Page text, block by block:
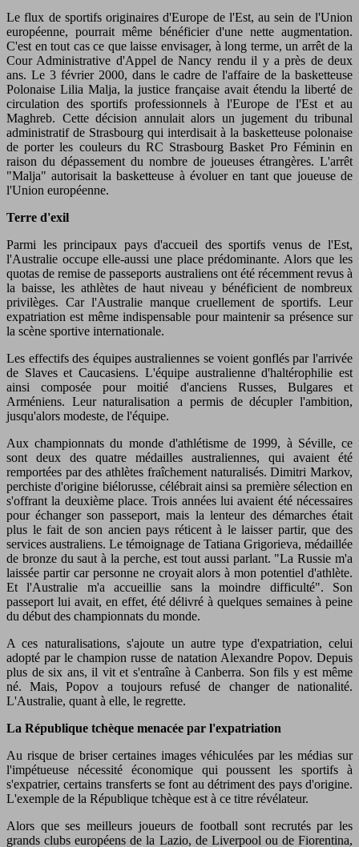
Le flux de sportifs originaires d'Europe de l'Est, au sein de l'Union
européenne, pourrait même bénéficier d'une nette augmentation.
C'est en tout cas ce que laisse envisager, à long terme, un arrêt de la
Cour Administrative d'Appel de Nancy rendu il y a près de deux
ans. Le 3 février 2000, dans le cadre de l'affaire de la basketteuse
Polonaise Lilia Malja, la justice française avait étendu la liberté de
circulation des sportifs professionnels à l'Europe de l'Est et au
Maghreb. Cette décision annulait alors un jugement du tribunal
administratif de Strasbourg qui interdisait à la basketteuse polonaise
de porter les couleurs du RC Strasbourg Basket Pro Féminin en
raison du dépassement du nombre de joueuses étrangères. L'arrêt
"Malja" autorisait la basketteuse à évoluer en tant que joueuse de
l'Union européenne.
Terre d'exil
Parmi les principaux pays d'accueil des sportifs venus de l'Est,
l'Australie occupe elle-aussi une place prédominante. Alors que les
quotas de remise de passeports australiens ont été récemment revus à
la baisse, les athlètes de haut niveau y bénéficient de nombreux
privilèges. Car l'Australie manque cruellement de sportifs. Leur
expatriation est même indispensable pour maintenir sa présence sur
la scène sportive internationale.
Les effectifs des équipes australiennes se voient gonflés par l'arrivée
de Slaves et Caucasiens. L'équipe australienne d'haltérophilie est
ainsi composée pour moitié d'anciens Russes, Bulgares et
Arméniens. Leur naturalisation a permis de décupler l'ambition,
jusqu'alors modeste, de l'équipe.
Aux championnats du monde d'athlétisme de 1999, à Séville, ce
sont deux des quatre médailles australiennes, qui avaient été
remportées par des athlètes fraîchement naturalisés. Dimitri Markov,
perchiste d'origine biélorusse, célébrait ainsi sa première sélection en
s'offrant la deuxième place. Trois années lui avaient été nécessaires
pour échanger son passeport, mais la lenteur des démarches était
plus le fait de son ancien pays réticent à le laisser partir, que des
services australiens. Le témoignage de Tatiana Grigorieva, médaillée
de bronze du saut à la perche, est tout aussi parlant. "La Russie m'a
laissée partir car personne ne croyait alors à mon potentiel d'athlète.
Et l'Australie m'a accueillie sans la moindre difficulté". Son
passeport lui avait, en effet, été délivré à quelques semaines à peine
du début des championnats du monde.
A ces naturalisations, s'ajoute un autre type d'expatriation, celui
adopté par le champion russe de natation Alexandre Popov. Depuis
plus de six ans, il vit et s'entraîne à Canberra. Son fils y est même
né. Mais, Popov a toujours refusé de changer de nationalité.
L'Australie, quant à elle, le regrette.
La République tchèque menacée par l'expatriation
Au risque de briser certaines images véhiculées par les médias sur
l'impétueuse nécessité économique qui poussent les sportifs à
s'expatrier, certains transferts se font au détriment des pays d'origine.
L'exemple de la République tchèque est à ce titre révélateur.
Alors que ses meilleurs joueurs de football sont recrutés par les
grands clubs européens de la Lazio, de Liverpool ou de Fiorentina,